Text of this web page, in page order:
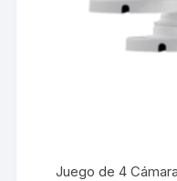
Juego de 4